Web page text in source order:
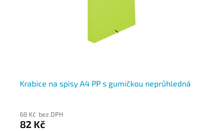
Krabice na spisy A4 PP s gumičkou neprůhledná
68 Kč bez DPH
82 Kč